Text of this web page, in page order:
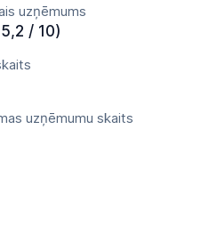
uzņēmums
/ 10)
uzņēmumu skaits